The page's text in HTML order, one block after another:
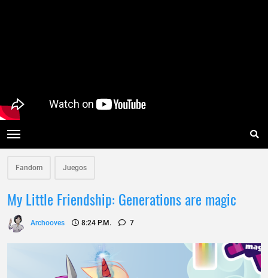
Fandom Juegos
My Little Friendship: Generations are magic
Archooves 8:24 P.m. 7